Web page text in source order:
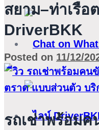
สยาม–ท่าเรือ
DriverBKK
Posted on 11/12/
รถเช่าพร้อม